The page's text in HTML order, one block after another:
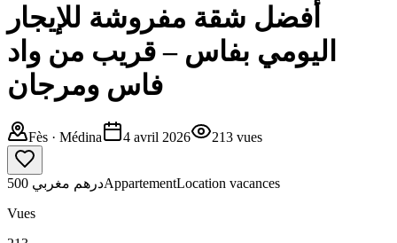
أفضل شقة مفروشة للإيجار
اليومي بفاس – قريب من واد
فاس ومرجان
Fès · Médina 4 avril 2026 213 vues
500 درهم مغربيAppartementLocation vacances
Vues